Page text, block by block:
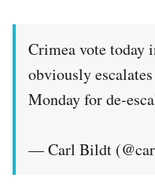
Crimea vote today
obviously
Monday for de-
— Carl Bildt